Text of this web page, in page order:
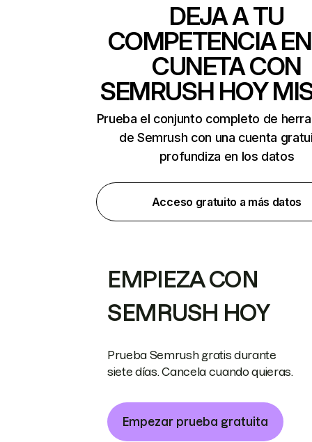
DEJA A TU
COMPETENCIA
CUNETA CON
SEMRUSH HOY
Prueba el conjunto completo de
de Semrush con una cuenta
profundiza en los datos
Acceso gratuito a más datos
EMPIEZA CON
SEMRUSH HOY
Prueba Semrush gratis durante
siete días. Cancela cuando quieras.
Empezar prueba gratuita